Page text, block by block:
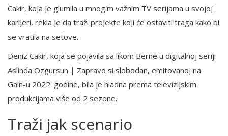
Cakir, koja je glumila u mnogim važnim TV serijama u svojoj
karijeri, rekla je da traži projekte koji će ostaviti traga kako bi
se vratila na setove.
Deniz Cakir, koja se pojavila sa likom Berne u digitalnoj seriji
Aslinda Ozgursun | Zapravo si slobodan, emitovanoj na
Gain-u 2022. godine, bila je hladna prema televizijskim
produkcijama više od 2 sezone.
Traži jak scenario